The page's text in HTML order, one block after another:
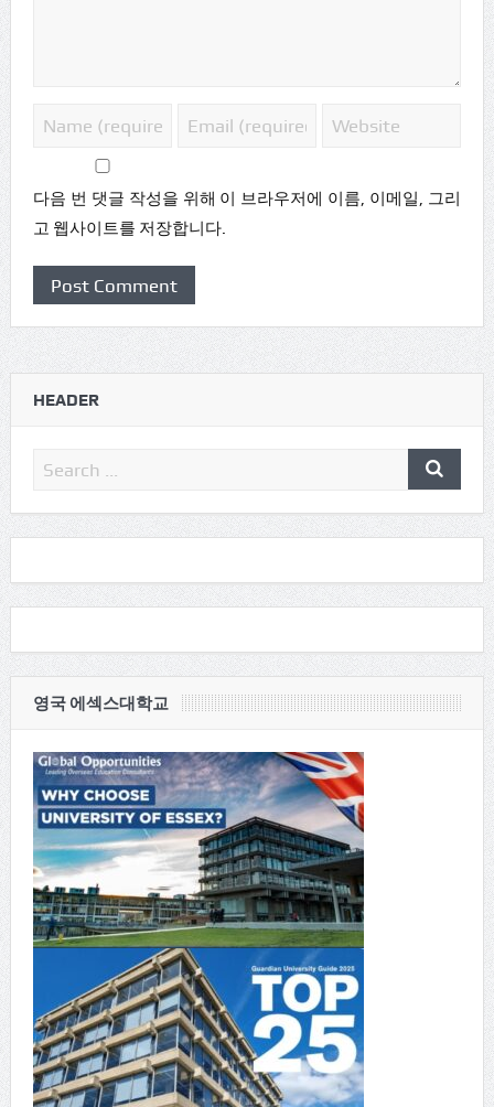
다음 번 댓글 작성을 위해 이 브라우저에 이름, 이메일, 그리
고 웹사이트를 저장합니다.
HEADER
영국 에섹스대학교